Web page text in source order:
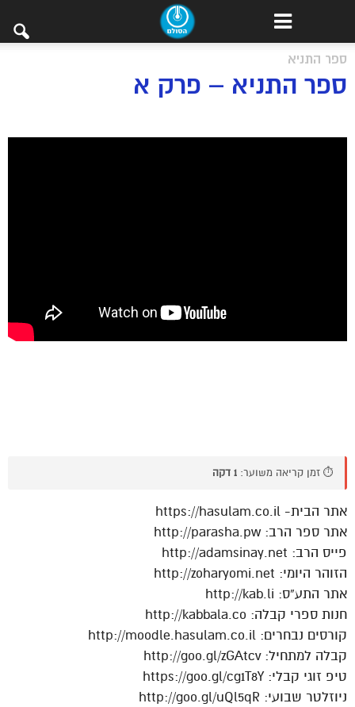
ספר התניא
ספר התניא – פרק א
⏱️ זמן קריאה משוער: 1 דקה
אתר הבית- https://hasulam.co.il
אתר ספר הרב: http://parasha.pw
פייס הרב: http://adamsinay.net
הזוהר היומי: http://zoharyomi.net
אתר התע”ס: http://kab.li
חנות ספרי קבלה: http://kabbala.co
קורסים נבחרים: http://moodle.hasulam.co.il
קבלה למתחיל: http://goo.gl/zGAtcv
טיפ זוגי קבלי: https://goo.gl/cg1T8Y
ניוזלטר שבועי: http://goo.gl/uQl5qR